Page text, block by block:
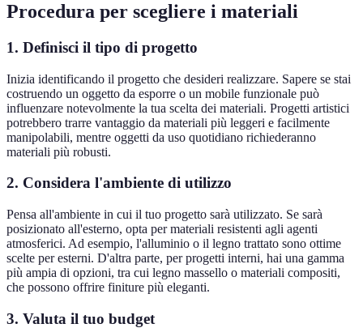
Procedura per scegliere i materiali
1. Definisci il tipo di progetto
Inizia identificando il progetto che desideri realizzare. Sapere se stai
costruendo un oggetto da esporre o un mobile funzionale può
influenzare notevolmente la tua scelta dei materiali. Progetti artistici
potrebbero trarre vantaggio da materiali più leggeri e facilmente
manipolabili, mentre oggetti da uso quotidiano richiederanno
materiali più robusti.
2. Considera l'ambiente di utilizzo
Pensa all'ambiente in cui il tuo progetto sarà utilizzato. Se sarà
posizionato all'esterno, opta per materiali resistenti agli agenti
atmosferici. Ad esempio, l'alluminio o il legno trattato sono ottime
scelte per esterni. D'altra parte, per progetti interni, hai una gamma
più ampia di opzioni, tra cui legno massello o materiali compositi,
che possono offrire finiture più eleganti.
3. Valuta il tuo budget